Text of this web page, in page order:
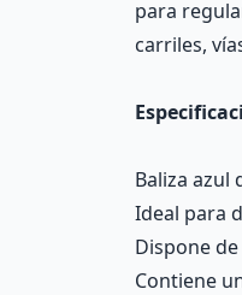
para
carriles,
Baliza
Ideal para
Dispone
Contiene